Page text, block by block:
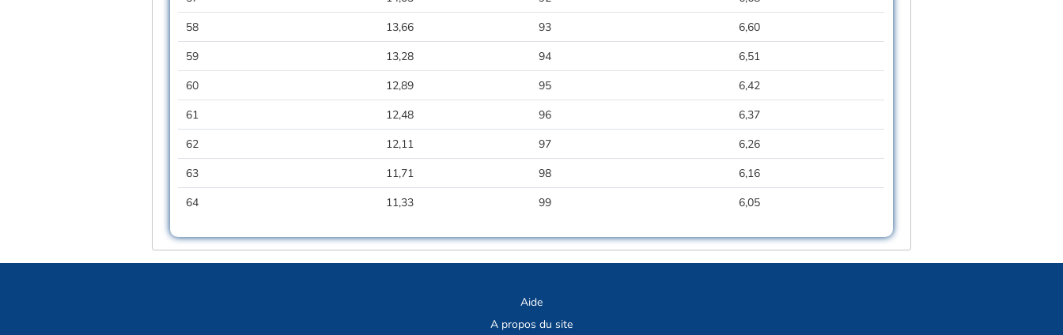
58
13,66 93
6,60
59
13,28 94
6,51
60
12,89 95
6,42
61
12,48 96
6,37
62
12,11 97
6,26
63
11,71 98
6,16
64
11,33 99 6,05
Aide
A propos du site